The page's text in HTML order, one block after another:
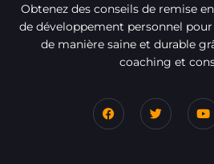
Obtenez des conseils de remise
de développement personnel
de manière saine et durable
coaching et